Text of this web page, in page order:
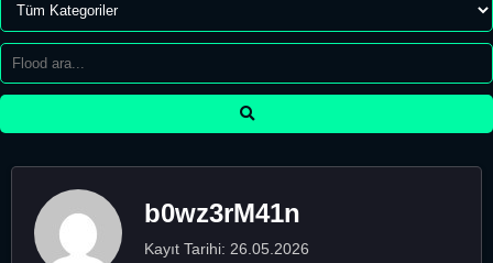
b0wz3rM41n
Kayıt Tarihi: 26.05.2026